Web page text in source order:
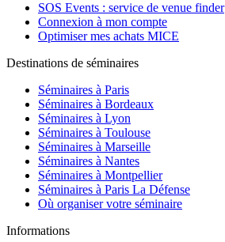
SOS Events : service de venue finder
Connexion à mon compte
Optimiser mes achats MICE
Destinations de séminaires
Séminaires à Paris
Séminaires à Bordeaux
Séminaires à Lyon
Séminaires à Toulouse
Séminaires à Marseille
Séminaires à Nantes
Séminaires à Montpellier
Séminaires à Paris La Défense
Où organiser votre séminaire
Informations